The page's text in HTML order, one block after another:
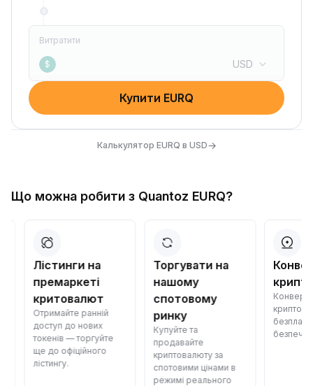
Витратити
$ USD
Купити EURQ
Калькулятор EURQ в USD→
Що можна робити з Quantoz EURQ?
Лістинги на
премаркеті
критовалют
Отримайте ранній
доступ до нових
токенів — торгуйте
ще до офіційного
лістингу.
Торгувати на
нашому
спотовому
ринку
Купуйте та
продавайте
криптовалюту за
спотовими цінами в
режимі реального
безплатно
безпечно й